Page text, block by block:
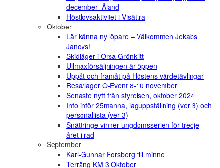
december- Åland
Höstlovsaktivitet i Visättra
Oktober
Lär känna ny löpare – Välkommen Jekabs
Janovs!
Skidläger i Orsa Grönklitt
Ullmaxförsäljningen är öppen
Uppåt och framåt på Höstens värdetävlingar
Resa/läger O-Event 8-10 november
Senaste nytt från styrelsen, oktober 2024
Info inför 25manna, laguppställning (ver 3) och
personallista (ver 3)
Snättringe vinner ungdomsserien för tredje
året i rad
September
Karl-Gunnar Forsberg till minne
Terräng KM 3 Oktober